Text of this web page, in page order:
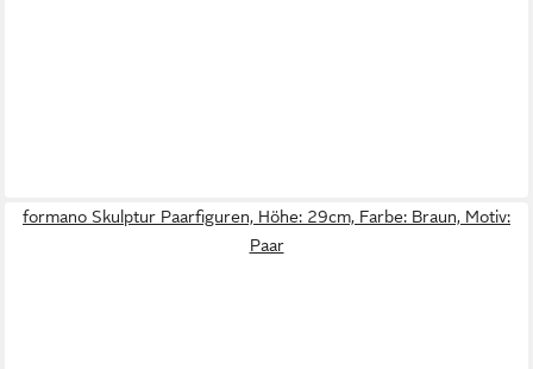
formano Skulptur Paarfiguren, Höhe: 29cm, Farbe: Braun, Motiv:
Paar